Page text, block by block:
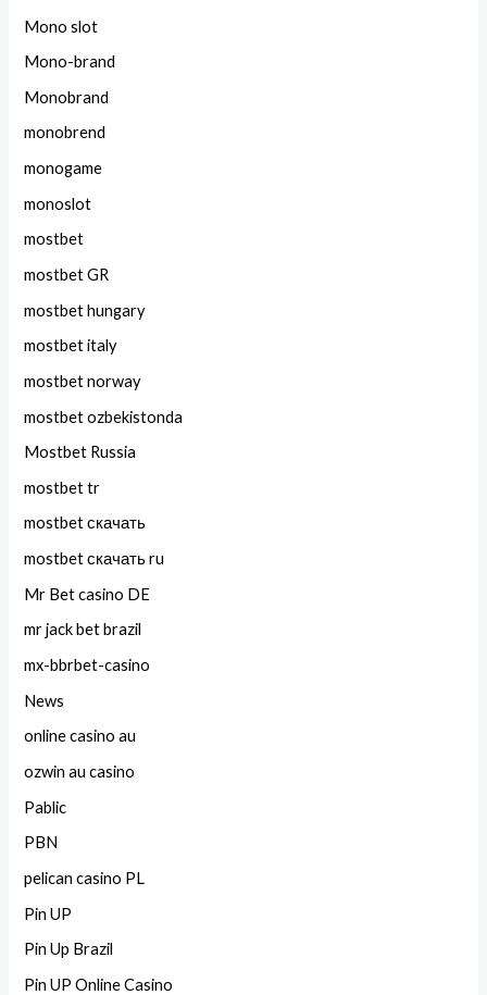
Mono slot
Mono-brand
Monobrand
monobrend
monogame
monoslot
mostbet
mostbet GR
mostbet hungary
mostbet italy
mostbet norway
mostbet ozbekistonda
Mostbet Russia
mostbet tr
mostbet скачать
mostbet скачать ru
Mr Bet casino DE
mr jack bet brazil
mx-bbrbet-casino
News
online casino au
ozwin au casino
Pablic
PBN
pelican casino PL
Pin UP
Pin Up Brazil
Pin UP Online Casino